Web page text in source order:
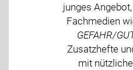
junges
Fachmedien
GEFAHR/
Zusatzhefte
mit